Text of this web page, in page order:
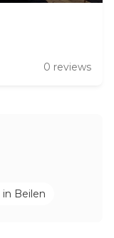
0 reviews
in Beilen